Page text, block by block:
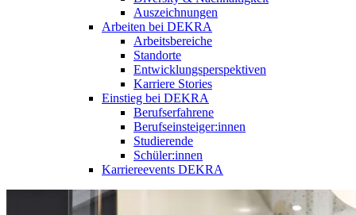
Auszeichnungen
Arbeiten bei DEKRA
Arbeitsbereiche
Standorte
Entwicklungsperspektiven
Karriere Stories
Einstieg bei DEKRA
Berufserfahrene
Berufseinsteiger:innen
Studierende
Schüler:innen
Karriereevents DEKRA